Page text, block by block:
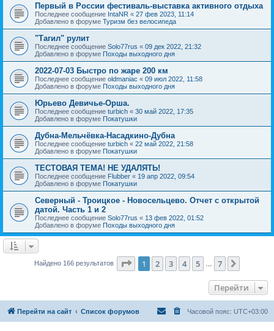
Первый в России фестиваль-выставка активного отдыха
Последнее сообщение IntaNR « 27 фев 2023, 11:14
Добавлено в форуме Туризм без велосипеда
"Тагил" рулит
Последнее сообщение Solo77rus « 09 дек 2022, 21:32
Добавлено в форуме Походы выходного дня
2022-07-03 Быстро по жаре 200 км
Последнее сообщение oldmaniac « 09 июл 2022, 11:58
Добавлено в форуме Походы выходного дня
Юрьево Девичье-Орша.
Последнее сообщение turbich « 30 май 2022, 17:35
Добавлено в форуме Покатушки
Дубна-Мельчёвка-Насадкино-Дубна
Последнее сообщение turbich « 22 май 2022, 21:58
Добавлено в форуме Покатушки
ТЕСТОВАЯ ТЕМА! НЕ УДАЛЯТЬ!
Последнее сообщение Flubber « 19 апр 2022, 09:54
Добавлено в форуме Покатушки
Северный - Троицкое - Новосельцево. Отчет с открытой
датой. Часть 1 и 2
Последнее сообщение Solo77rus « 13 фев 2022, 01:52
Добавлено в форуме Походы выходного дня
Найдено 166 результатов Страница из
1 2 3 4 5 7
Перейти
Перейти на сайт Список форумов Часовой пояс: UTC+03:00